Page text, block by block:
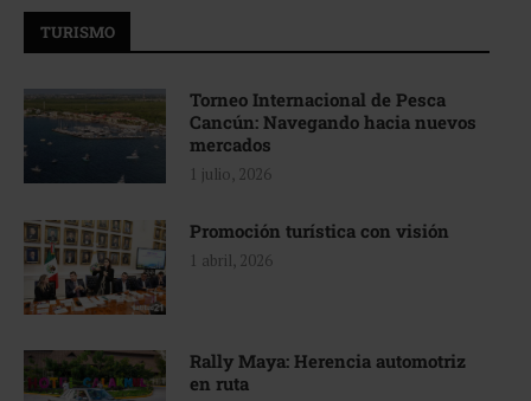
TURISMO
Torneo Internacional de Pesca
Cancún: Navegando hacia nuevos
mercados
1 julio, 2026
Promoción turística con visión
1 abril, 2026
Rally Maya: Herencia automotriz
en ruta